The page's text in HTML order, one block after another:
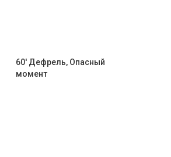
60' Дефрель, Опасный
момент